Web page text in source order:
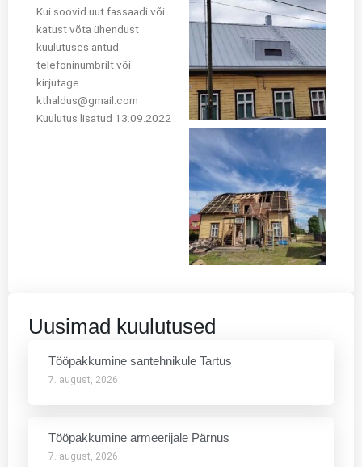
Kui soovid uut fassaadi või
katust võta ühendust
kuulutuses antud
telefoninumbrilt või
kirjutage
kthaldus@gmail.com
Kuulutus lisatud 13.09.2022
Uusimad kuulutused
Tööpakkumine santehnikule Tartus
7. august, 2026
Tööpakkumine armeerijale Pärnus
7. august, 2026